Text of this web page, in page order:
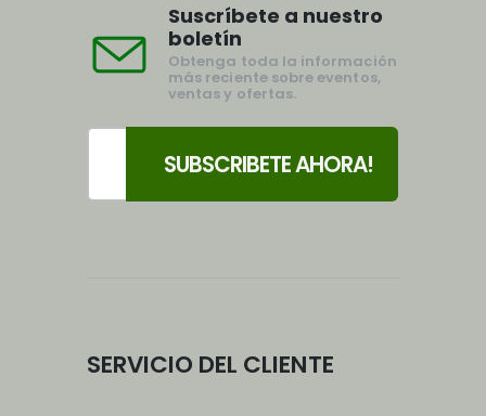
Suscríbete a nuestro
boletín
Obtenga toda la información
más reciente sobre eventos,
ventas y ofertas.
SERVICIO DEL CLIENTE